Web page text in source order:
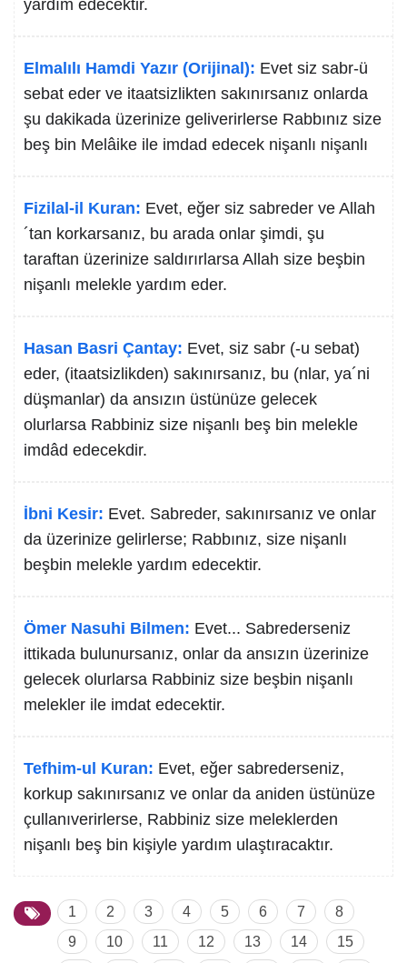
yardım edecektir.
Elmalılı Hamdi Yazır (Orijinal): Evet siz sabr-ü
sebat eder ve itaatsizlikten sakınırsanız onlarda
şu dakikada üzerinize geliverirlerse Rabbınız size
beş bin Melâike ile imdad edecek nişanlı nişanlı
Fizilal-il Kuran: Evet, eğer siz sabreder ve Allah
´tan korkarsanız, bu arada onlar şimdi, şu
taraftan üzerinize saldırırlarsa Allah size beşbin
nişanlı melekle yardım eder.
Hasan Basri Çantay: Evet, siz sabr (-u sebat)
eder, (itaatsizlikden) sakınırsanız, bu (nlar, ya´ni
düşmanlar) da ansızın üstünüze gelecek
olurlarsa Rabbiniz size nişanlı beş bin melekle
imdâd edecekdir.
İbni Kesir: Evet. Sabreder, sakınırsanız ve onlar
da üzerinize gelirlerse; Rabbınız, size nişanlı
beşbin melekle yardım edecektir.
Ömer Nasuhi Bilmen: Evet... Sabrederseniz
ittikada bulunursanız, onlar da ansızın üzerinize
gelecek olurlarsa Rabbiniz size beşbin nişanlı
melekler ile imdat edecektir.
Tefhim-ul Kuran: Evet, eğer sabrederseniz,
korkup sakınırsanız ve onlar da aniden üstünüze
çullanıverirlerse, Rabbiniz size meleklerden
nişanlı beş bin kişiyle yardım ulaştıracaktır.
1 2 3 4 5 6 7
8
9
10 11 12 13 14
15